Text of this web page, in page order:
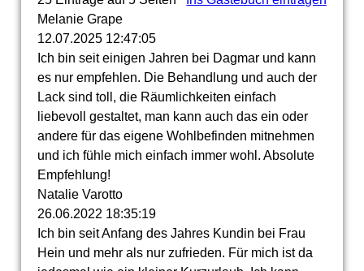
Melanie Grape
12.07.2025 12:47:05
Ich bin seit einigen Jahren bei Dagmar und kann
es nur empfehlen. Die Behandlung und auch der
Lack sind toll, die Räumlichkeiten einfach
liebevoll gestaltet, man kann auch das ein oder
andere für das eigene Wohlbefinden mitnehmen
und ich fühle mich einfach immer wohl. Absolute
Empfehlung!
Natalie Varotto
26.06.2022 18:35:19
Ich bin seit Anfang des Jahres Kundin bei Frau
Hein und mehr als nur zufrieden. Für mich ist da